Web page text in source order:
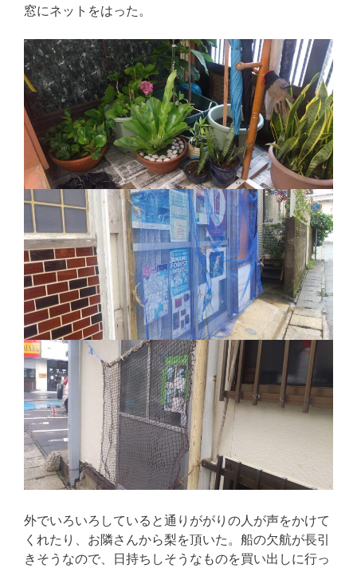
窓にネットをはった。
外でいろいろしていると通りががりの人が声をかけて
くれたり、お隣さんから梨を頂いた。船の欠航が長引
きそうなので、日持ちしそうなものを買い出しに行っ